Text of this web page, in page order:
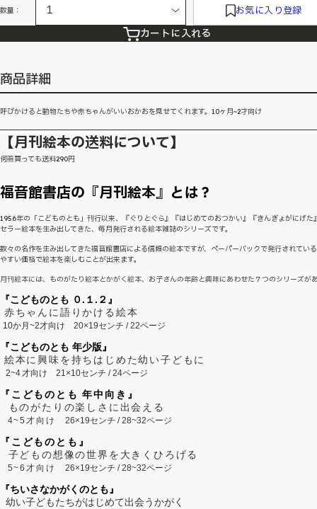
数量： お気に入り登録
カートに入れる
商品詳細
呼びかけると動物たちや赤ちゃんがいいおかおを見せてくれます。10ヶ月~2才向け
【月刊絵本の送料について】
何冊買っても送料290円
福音館書店の『月刊絵本』とは？
1956年の「こどものとも」刊行以来、『ぐりとぐら』『はじめてのおつかい』『きんぎょがにげた
セラー絵本を生み出してきた、毎月発行される絵本雑誌のシリーズです。
数々の名作を生み出してきた福音館書店による信頼の絵本ですが、ペーパーバックで発行されてい
やすい価格で絵本を楽しむことが出来ます。
月刊絵本には、ものがたり絵本とかがく絵本、お子さんの年齢と興味にあわせた７つのシリーズが
『こどものとも ０.１.２』
赤ちゃんに語りかける絵本
10か月~2才向け 20×19センチ / 22ページ
『こどものとも 年少版』
絵本に興味を持ちはじめた幼い子どもに
2~4才向け 21×10センチ / 24ページ
『こどものとも 年中向き』
ものがたりの楽しさに出会える
4~5才向け26×19センチ / 28~32ページ
『こどものとも』
子どもの想像の世界を大きくひろげる
5~6才向け26×19センチ / 28~32ページ
『ちいさなかがくのとも』
幼い子どもたちがはじめて出会うかがく